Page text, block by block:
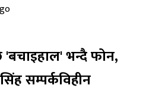
भन्दै फोन,
सम्पर्कविहीन